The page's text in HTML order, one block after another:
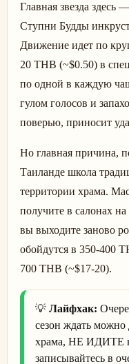
Главная звезда здесь
Ступни Будды
Движение идет по
20 THB (~$0.50) в
по одной в каждую
гулом голосов и
поверью, приносит
Но главная причина,
Таиланде школа
территории храма.
получите в салонах
вы выходите заново
обойдутся в 350-400
700 THB (~$17-20).
💡 Лайфхак:
сезон ждать можно
храма, НЕ ИДИТЕ к
записывайтесь в